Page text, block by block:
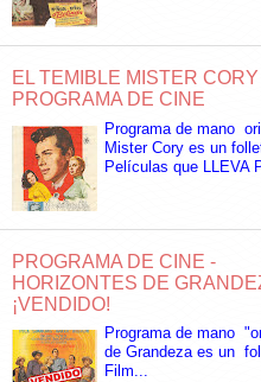
EL TEMIBLE MISTER CORY
PROGRAMA DE CINE
Programa de mano
Mister Cory es un
Películas que LLEVA
PROGRAMA DE CINE -
HORIZONTES DE
¡VENDIDO!
Programa de mano
de Grandeza es un
Film...